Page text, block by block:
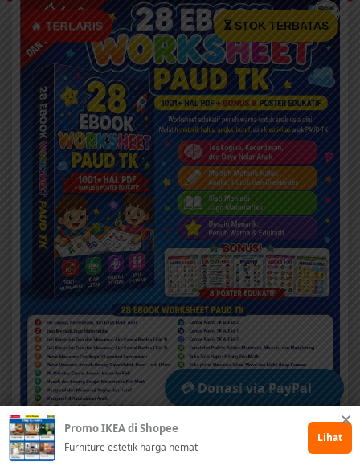
🔥 TERLARIS ⏳ STOK TERBATAS
💳 Donasi via PayPal
🤲 Dukung via Kitabisa
✕
Promo IKEA di Shopee
Furniture estetik harga hemat
Lihat